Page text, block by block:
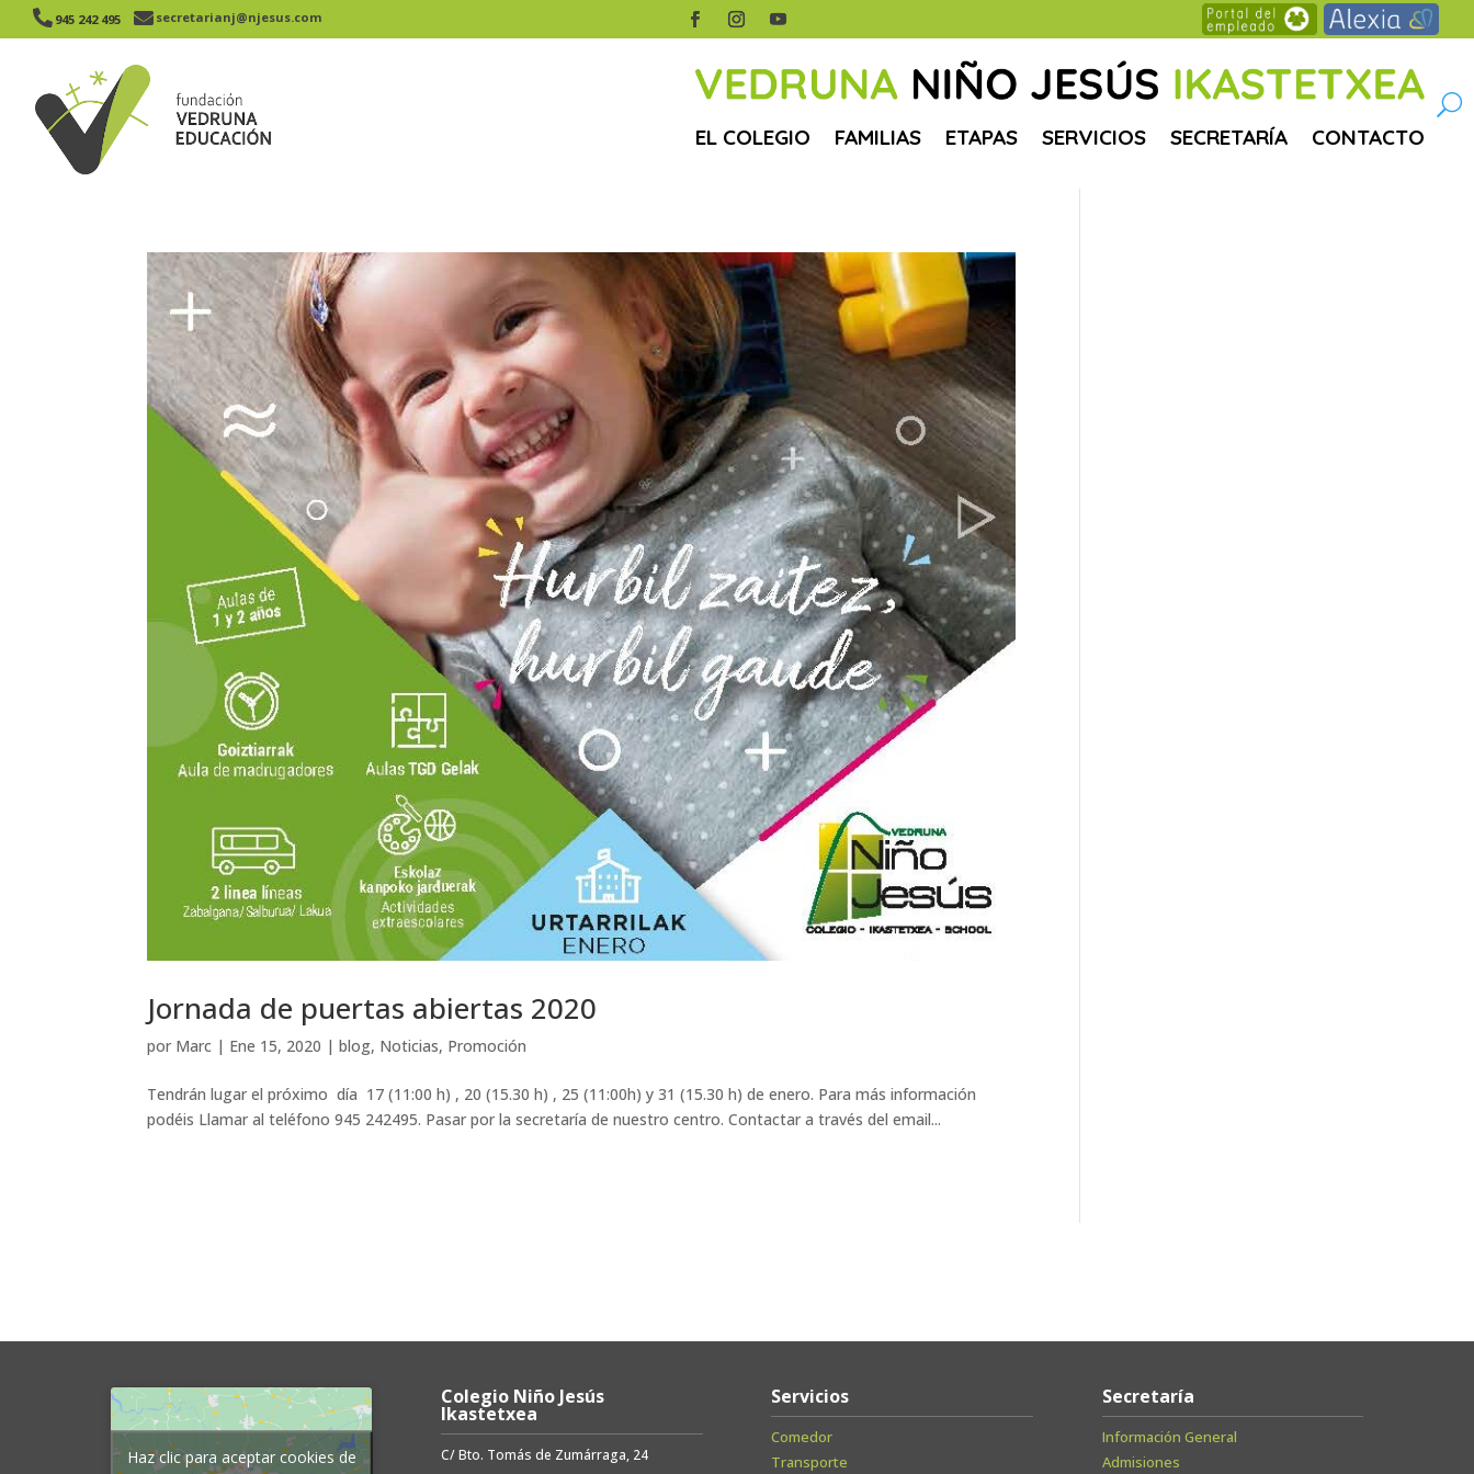
 945 242 495​  secretarianj@njesus.com
EL COLEGIO FAMILIAS ETAPAS SERVICIOS SECRETARÍA CONTACTO
Jornada de puertas abiertas 2020
por Marc | Ene 15, 2020 |blog, Noticias, Promoción
Tendrán lugar el próximo día 17 (11:00 h) , 20 (15.30 h) , 25 (11:00h) y 31 (15.30 h) de enero. Para más información
podéis Llamar al teléfono 945 242495. Pasar por la secretaría de nuestro centro. Contactar a través del email...
Haz clic para aceptar cookies de
Colegio Niño Jesús
Ikastetxea
C/ Bto. Tomás de Zumárraga, 24
Servicios
Comedor
Transporte
Secretaría
Información General
Admisiones